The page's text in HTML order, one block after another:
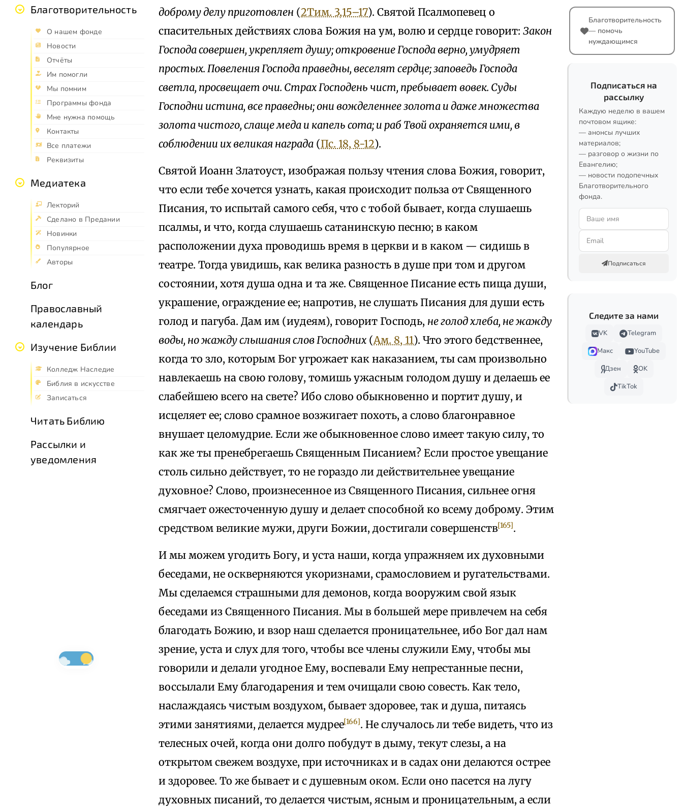
Благотворительность
О нашем фонде
Новости
Отчёты
Им помогли
Мы помним
Программы фонда
Мне нужна помощь
Контакты
Все платежи
Реквизиты
Медиатека
Лекторий
Сделано в Предании
Новинки
Популярное
Авторы
Блог
Православный
календарь
Изучение Библии
Колледж Наследие
Библия в искусстве
Записаться
Читать Библию
Рассылки и
уведомления
доброму делу приготовлен (2Тим. 3,15–17). Святой Псалмопевец о
спасительных действиях слова Божия на ум, волю и сердце говорит: Закон
Господа совершен, укрепляет душу; откровение Господа верно, умудряет
простых. Повеления Господа праведны, веселят сердце; заповедь Господа
светла, просвещает очи. Страх Господень чист, пребывает вовек. Суды
Господни истина, все праведны; они вожделеннее золота и даже множества
золота чистого, слаще меда и капель coma; и раб Твой охраняется ими, в
соблюдении их великая награда (Пс. 18, 8-12).
Святой Иоанн Златоуст, изображая пользу чтения слова Божия, говорит,
что если тебе хочется узнать, какая происходит польза от Священного
Писания, то испытай самого себя, что с тобой бывает, когда слушаешь
псалмы, и что, когда слушаешь сатанинскую песню; в каком
расположении духа проводишь время в церкви и в каком — сидишь в
театре. Тогда увидишь, как велика разность в душе при том и другом
состоянии, хотя душа одна и та же. Священное Писание есть пища души,
украшение, ограждение ее; напротив, не слушать Писания для души есть
голод и пагуба. Дам им (иудеям), говорит Господь, не голод хлеба, не жажду
воды, но жажду слышания слов Господних (Ам. 8, 11). Что этого бедственнее,
когда то зло, которым Бог угрожает как наказанием, ты сам произвольно
навлекаешь на свою голову, томишь ужасным голодом душу и делаешь ее
слабейшею всего на свете? Ибо слово обыкновенно и портит душу, и
исцеляет ее; слово срамное возжигает похоть, а слово благонравное
внушает целомудрие. Если же обыкновенное слово имеет такую силу, то
как же ты пренебрегаешь Священным Писанием? Если простое увещание
столь сильно действует, то не гораздо ли действительнее увещание
духовное? Слово, произнесенное из Священного Писания, сильнее огня
смягчает ожесточенную душу и делает способной ко всему доброму. Этим
средством великие мужи, други Божии, достигали совершенств[165].
И мы можем угодить Богу, и уста наши, когда упражняем их духовными
беседами, не оскверняются укоризнами, срамословием и ругательствами.
Мы сделаемся страшными для демонов, когда вооружим свой язык
беседами из Священного Писания. Мы в большей мере привлечем на себя
благодать Божию, и взор наш сделается проницательнее, ибо Бог дал нам
зрение, уста и слух для того, чтобы все члены служили Ему, чтобы мы
говорили и делали угодное Ему, воспевали Ему непрестанные песни,
воссылали Ему благодарения и тем очищали свою совесть. Как тело,
наслаждаясь чистым воздухом, бывает здоровее, так и душа, питаясь
этими занятиями, делается мудрее[166]. Не случалось ли тебе видеть, что из
телесных очей, когда они долго побудут в дыму, текут слезы, а на
открытом свежем воздухе, при источниках и в садах они делаются острее
и здоровее. То же бывает и с душевным оком. Если оно пасется на лугу
духовных писаний, то делается чистым, ясным и проницательным, а если
Благотворительность
— помочь
нуждающимся
Подписаться на
рассылку
Каждую неделю в вашем
почтовом ящике:
— анонсы лучших
материалов;
— разговор о жизни по
Евангелию;
— новости подопечных
Благотворительного
фонда.
Подписаться
Следите за нами
VK
Telegram
Макс
YouTube
Дзен
OK
TikTok